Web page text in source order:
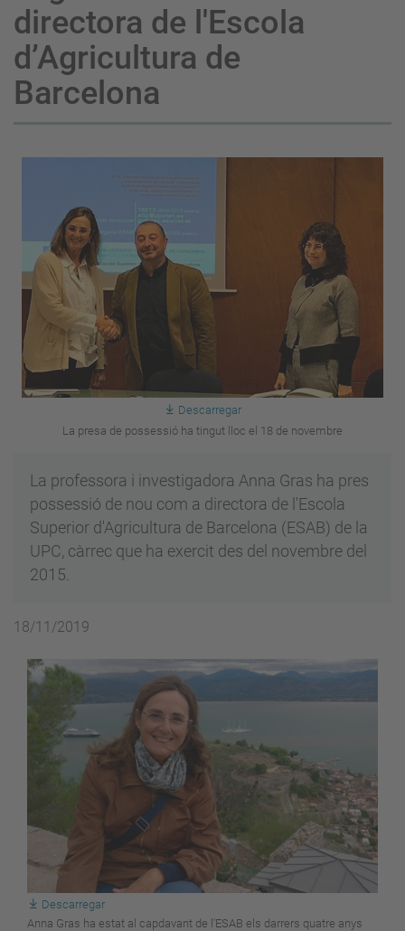
directora de l'Escola
d’Agricultura de
Barcelona
Descarregar
La presa de possessió ha tingut lloc el 18 de novembre
La professora i investigadora Anna Gras ha pres
possessió de nou com a directora de l'Escola
Superior d'Agricultura de Barcelona (ESAB) de la
UPC, càrrec que ha exercit des del novembre del
2015.
18/11/2019
Descarregar
Anna Gras ha estat al capdavant de l'ESAB els darrers quatre anys